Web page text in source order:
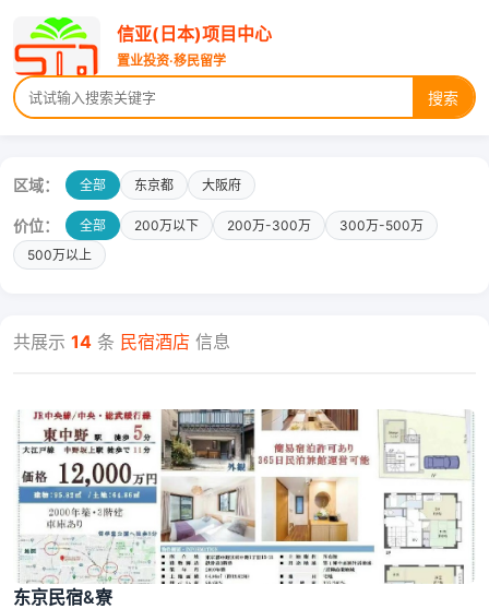
信亚(日本)项目中心
置业投资·移民留学
搜索
区域： 全部 东京都 大阪府
价位： 全部 200万以下 200万-300万
300万-500万
500万以上
共展示 14 条 民宿酒店 信息
东京民宿&寮